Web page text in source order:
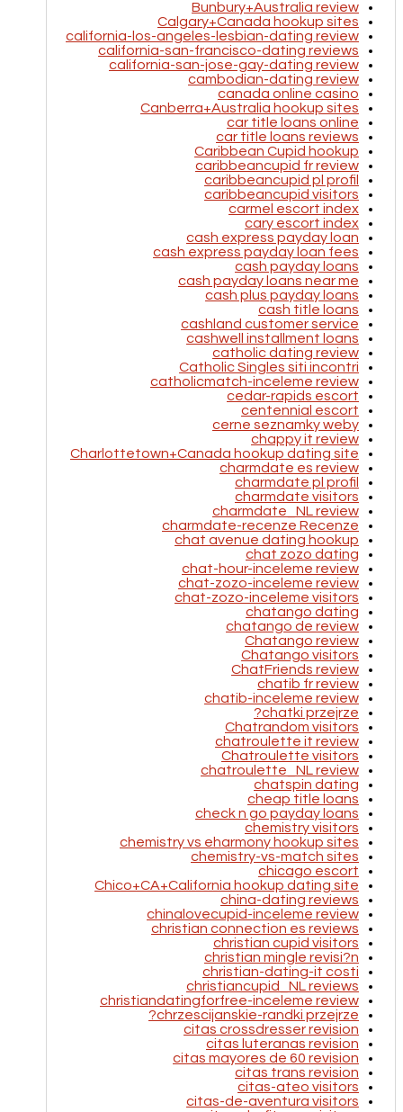
Bunbury+Australia review
Calgary+Canada hookup sites
california-los-angeles-lesbian-dating review
california-san-francisco-dating reviews
california-san-jose-gay-dating review
cambodian-dating review
canada online casino
Canberra+Australia hookup sites
car title loans online
car title loans reviews
Caribbean Cupid hookup
caribbeancupid fr review
caribbeancupid pl profil
caribbeancupid visitors
carmel escort index
cary escort index
cash express payday loan
cash express payday loan fees
cash payday loans
cash payday loans near me
cash plus payday loans
cash title loans
cashland customer service
cashwell installment loans
catholic dating review
Catholic Singles siti incontri
catholicmatch-inceleme review
cedar-rapids escort
centennial escort
cerne seznamky weby
chappy it review
Charlottetown+Canada hookup dating site
charmdate es review
charmdate pl profil
charmdate visitors
charmdate_NL review
charmdate-recenze Recenze
chat avenue dating hookup
chat zozo dating
chat-hour-inceleme review
chat-zozo-inceleme review
chat-zozo-inceleme visitors
chatango dating
chatango de review
Chatango review
Chatango visitors
ChatFriends review
chatib fr review
chatib-inceleme review
chatki przejrze?
Chatrandom visitors
chatroulette it review
Chatroulette visitors
chatroulette_NL review
chatspin dating
cheap title loans
check n go payday loans
chemistry visitors
chemistry vs eharmony hookup sites
chemistry-vs-match sites
chicago escort
Chico+CA+California hookup dating site
china-dating reviews
chinalovecupid-inceleme review
christian connection es reviews
christian cupid visitors
christian mingle revisi?n
christian-dating-it costi
christiancupid_NL reviews
christiandatingforfree-inceleme review
chrzescijanskie-randki przejrze?
citas crossdresser revision
citas luteranas revision
citas mayores de 60 revision
citas trans revision
citas-ateo visitors
citas-de-aventura visitors